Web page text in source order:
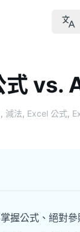
vs.
, 減法, Excel 公式,
握公式、絕對參